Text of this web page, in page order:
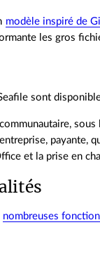
modèle inspiré de
les gros
sont
payante,
et la prise en
nombreuses